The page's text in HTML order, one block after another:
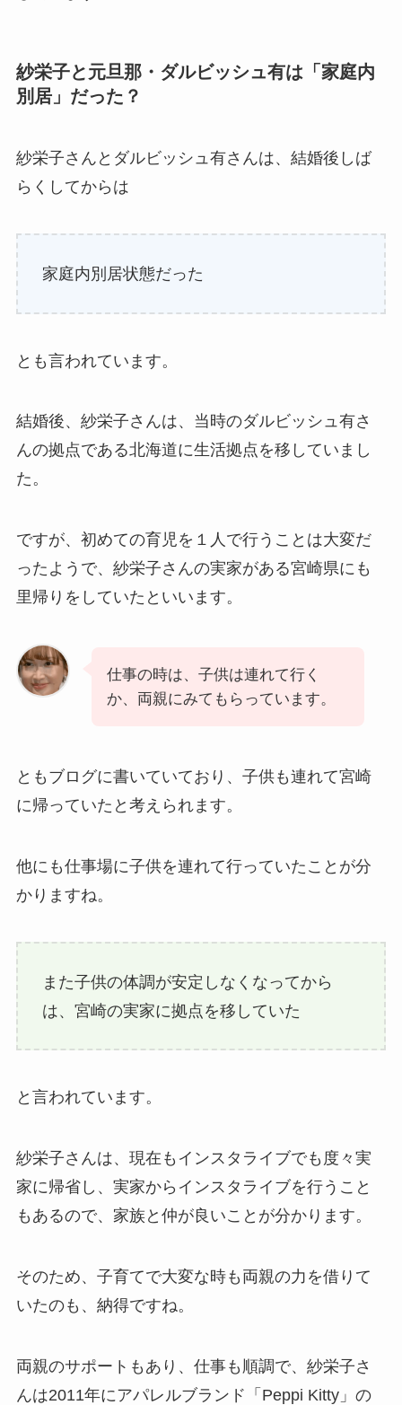
紗栄子と元旦那・ダルビッシュ有は「家庭内
別居」だった？
紗栄子さんとダルビッシュ有さんは、結婚後しば
らくしてからは
家庭内別居状態だった
とも言われています。
結婚後、紗栄子さんは、当時のダルビッシュ有さ
んの拠点である北海道に生活拠点を移していまし
た。
ですが、初めての育児を１人で行うことは大変だ
ったようで、紗栄子さんの実家がある宮崎県にも
里帰りをしていたといいます。
仕事の時は、子供は連れて行く
か、両親にみてもらっています。
ともブログに書いていており、子供も連れて宮崎
に帰っていたと考えられます。
他にも仕事場に子供を連れて行っていたことが分
かりますね。
また子供の体調が安定しなくなってから
は、宮崎の実家に拠点を移していた
と言われています。
紗栄子さんは、現在もインスタライブでも度々実
家に帰省し、実家からインスタライブを行うこと
もあるので、家族と仲が良いことが分かります。
そのため、子育てで大変な時も両親の力を借りて
いたのも、納得ですね。
両親のサポートもあり、仕事も順調で、紗栄子さ
んは2011年にアパレルブランド「Peppi Kitty」の